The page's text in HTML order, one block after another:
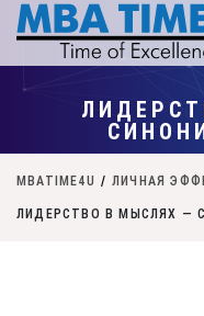
MBATIME4U / ЛИЧНАЯ
ЛИДЕРСТВО В МЫСЛЯХ —